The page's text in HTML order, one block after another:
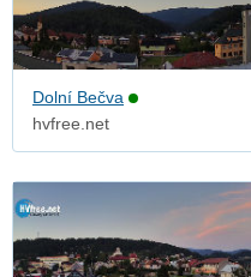
Dolní Bečva
hvfree.net